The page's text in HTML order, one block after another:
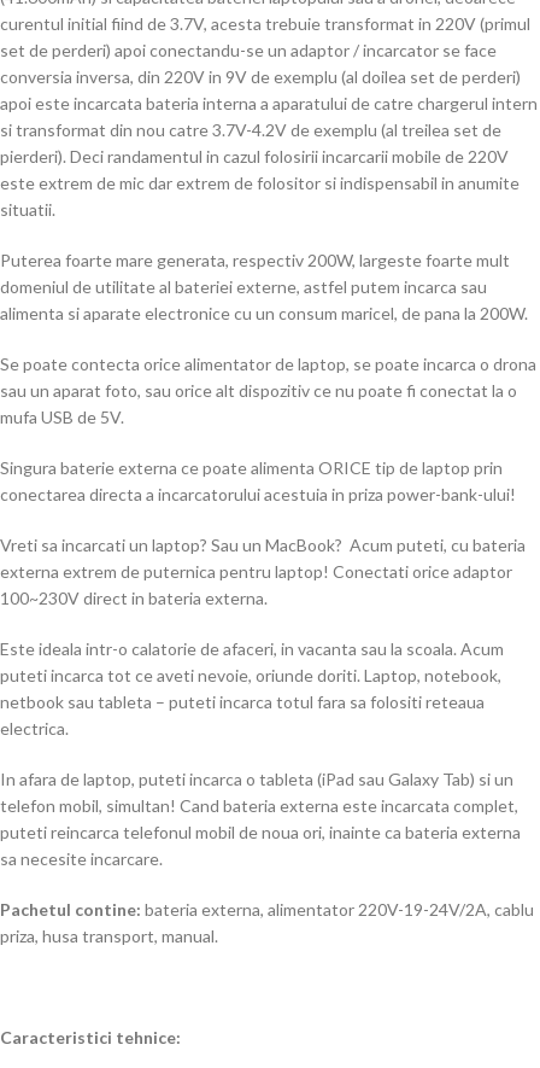
curentul initial fiind de 3.7V, acesta trebuie transformat in 220V (primul
set de perderi) apoi conectandu-se un adaptor / incarcator se face
conversia inversa, din 220V in 9V de exemplu (al doilea set de perderi)
apoi este incarcata bateria interna a aparatului de catre chargerul intern
si transformat din nou catre 3.7V-4.2V de exemplu (al treilea set de
pierderi). Deci randamentul in cazul folosirii incarcarii mobile de 220V
este extrem de mic dar extrem de folositor si indispensabil in anumite
situatii.
Puterea foarte mare generata, respectiv 200W, largeste foarte mult
domeniul de utilitate al bateriei externe, astfel putem incarca sau
alimenta si aparate electronice cu un consum maricel, de pana la 200W.
Se poate contecta orice alimentator de laptop, se poate incarca o drona
sau un aparat foto, sau orice alt dispozitiv ce nu poate fi conectat la o
mufa USB de 5V.
Singura baterie externa ce poate alimenta ORICE tip de laptop prin
conectarea directa a incarcatorului acestuia in priza power-bank-ului!
Vreti sa incarcati un laptop? Sau un MacBook? Acum puteti, cu bateria
externa extrem de puternica pentru laptop! Conectati orice adaptor
100~230V direct in bateria externa.
Este ideala intr-o calatorie de afaceri, in vacanta sau la scoala. Acum
puteti incarca tot ce aveti nevoie, oriunde doriti. Laptop, notebook,
netbook sau tableta – puteti incarca totul fara sa folositi reteaua
electrica.
In afara de laptop, puteti incarca o tableta (iPad sau Galaxy Tab) si un
telefon mobil, simultan! Cand bateria externa este incarcata complet,
puteti reincarca telefonul mobil de noua ori, inainte ca bateria externa
sa necesite incarcare.
Pachetul contine: bateria externa, alimentator 220V-19-24V/2A, cablu
priza, husa transport, manual.
Caracteristici tehnice: